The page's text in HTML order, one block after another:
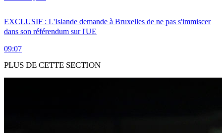
EXCLUSIF : L'Islande demande à Bruxelles de ne pas s'immiscer
dans son référendum sur l'UE
09:07
PLUS DE CETTE SECTION